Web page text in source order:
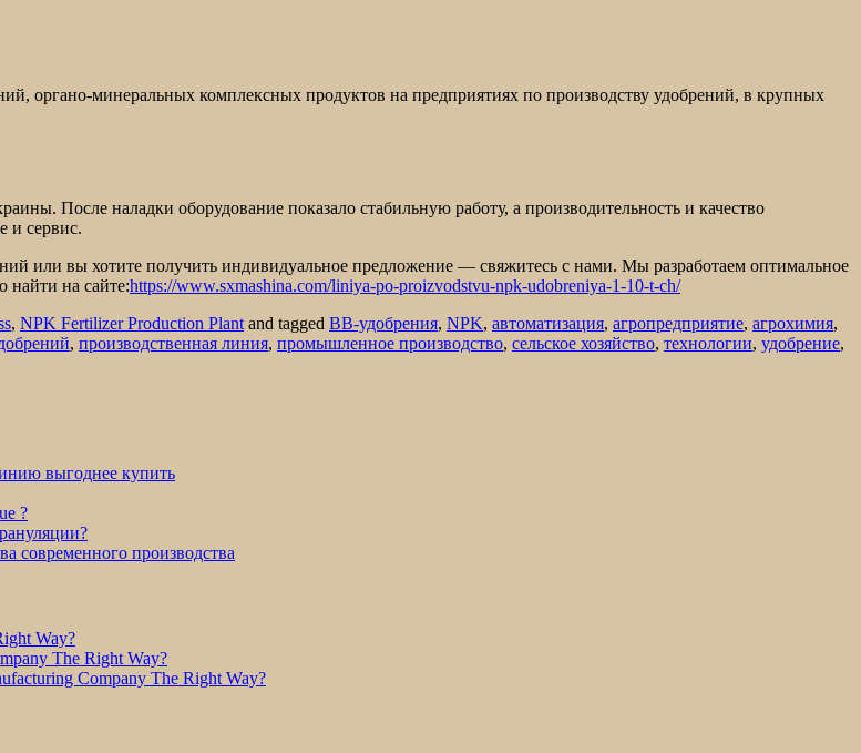
органо-минеральных комплексных продуктов на предприятиях по производству удобрений, в крупных
После наладки оборудование показало стабильную работу, а производительность и качество
и сервис.
или вы хотите получить индивидуальное предложение — свяжитесь с нами. Мы разработаем оптимальное
на сайте:https://www.sxmashina.com/liniya-po-proizvodstvu-npk-udobreniya-1-10-t-ch/
, NPK Fertilizer Production Plantand tagged BB-удобрения, NPK, автоматизация, агропредприятие, агрохимия,
, производственная линия, промышленное производство, сельское хозяйство, технологии, удобрение,
выгоднее купить
?
современного производства
Way?
The Right Way?
Company The Right Way?